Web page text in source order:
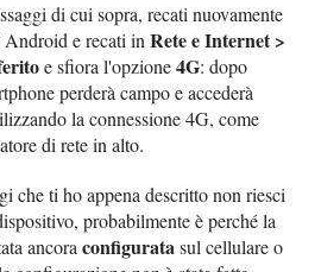
di cui sopra, recati nuovamente
Android e recati inRete e Internet >
e sfiora l'opzione4G: dopo
perderà campo e accederà
la connessione 4G, come
di rete in alto.
che ti ho appena descritto non riesci
probabilmente è perché la
ancoraconfiguratasul cellulare o